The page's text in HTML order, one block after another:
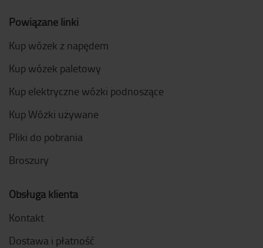
Powiązane linki
Kup wózek z napędem
Kup wózek paletowy
Kup elektryczne wózki podnoszące
Kup Wózki używane
Pliki do pobrania
Broszury
Obsługa klienta
Kontakt
Dostawa i płatność